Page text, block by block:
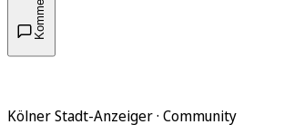
Kölner Stadt-Anzeiger · Community